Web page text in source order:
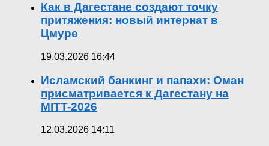
Как в Дагестане создают точку
притяжения: новый интернат в
Цмуре
19.03.2026 16:44
Исламский банкинг и папахи: Оман
присматривается к Дагестану на
MITT-2026
12.03.2026 14:11